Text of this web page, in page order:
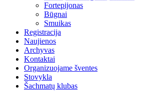
Fortepijonas
Būgnai
Smuikas
Registracija
Naujienos
Archyvas
Kontaktai
Organizuojame šventes
Stovykla
Šachmatų klubas